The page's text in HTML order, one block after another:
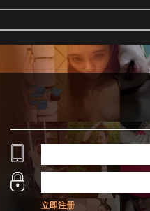
立即注册